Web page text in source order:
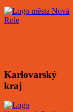
Karlovarský
kraj